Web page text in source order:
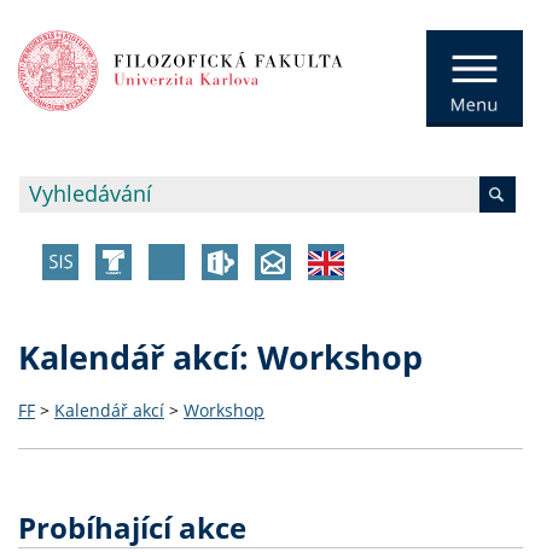
Kalendář akcí: Workshop
FF > Kalendář akcí > Workshop
Probíhající akce